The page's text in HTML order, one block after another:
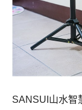
SANSUI山水智